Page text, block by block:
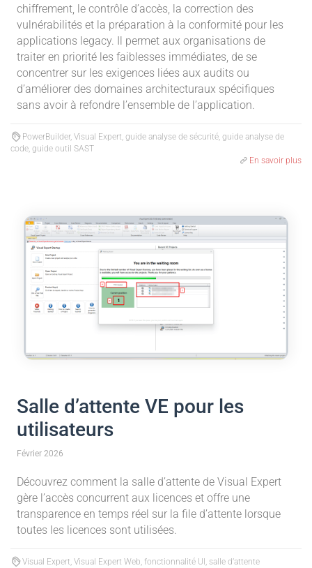
chiffrement, le contrôle d’accès, la correction des
vulnérabilités et la préparation à la conformité pour les
applications legacy. Il permet aux organisations de
traiter en priorité les faiblesses immédiates, de se
concentrer sur les exigences liées aux audits ou
d’améliorer des domaines architecturaux spécifiques
sans avoir à refondre l’ensemble de l’application.
PowerBuilder, Visual Expert, guide analyse de sécurité, guide analyse de
code, guide outil SAST
En savoir plus
Salle d’attente VE pour les
utilisateurs
Février 2026
Découvrez comment la salle d’attente de Visual Expert
gère l’accès concurrent aux licences et offre une
transparence en temps réel sur la file d’attente lorsque
toutes les licences sont utilisées.
Visual Expert, Visual Expert Web, fonctionnalité UI, salle d’attente